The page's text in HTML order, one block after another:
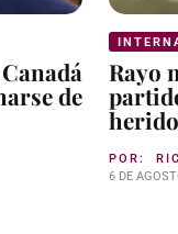
de
Rayo
POR:
6 DE